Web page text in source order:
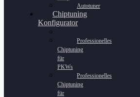
Autotuner
Chiptuning
Konfigurator
Professionelles
Chiptuning
für
PKWs
Professionelles
Chiptuning
für